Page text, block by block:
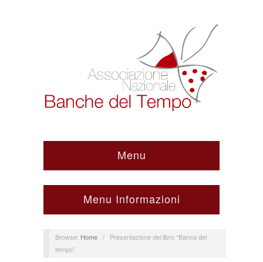
Menu
Menu Informazioni
Browse: Home /
Presentazione del libro “Banca del
tempo”